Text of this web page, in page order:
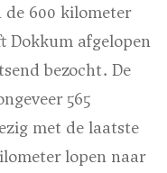
600 kilometer
Dokkum afgelopen
bezocht. De
565
met de laatste
lopen naar